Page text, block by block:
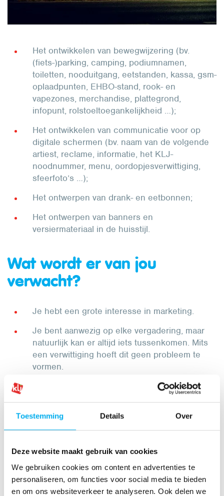
Toestemming Details Over
Deze website maakt gebruik van cookies
We gebruiken cookies om content en advertenties te
personaliseren, om functies voor social media te bieden
en om ons websiteverkeer te analyseren. Ook delen we
Het ontwikkelen van bewegwijzering (bv.
(fiets-)parking, camping, podiumnamen,
toiletten, nooduitgang, eetstanden, kassa, gsm-
oplaadpunten, EHBO-stand, rook- en
vapezones, merchandise, plattegrond,
infopunt, rolstoeltoegankelijkheid …);
Het ontwikkelen van communicatie voor op
digitale schermen (bv. naam van de volgende
artiest, reclame, informatie, het KLJ-
noodnummer, menu, oordopjesverwittiging,
sfeerfoto’s …);
Het ontwerpen van drank- en eetbonnen;
Het ontwerpen van banners en
versiermateriaal in de huisstijl.
Wat wordt er van jou
verwacht?
Je hebt een grote interesse in marketing.
Je bent aanwezig op elke vergadering, maar
natuurlijk kan er altijd iets tussenkomen. Mits
een verwittiging hoeft dit geen probleem te
vormen.
De vergaderingen vinden om de twee
maanden ’s avonds plaats, maar kunnen indien
dag plaatsvinden. Hoe dichter bij het nationaal
+16 ledeninitiatief, hoe meer kans dat de
vergadering maandelijks of tweewekelijks
plaatsvindt.
Het engagement loopt van januari 2025 tot mei
2026.